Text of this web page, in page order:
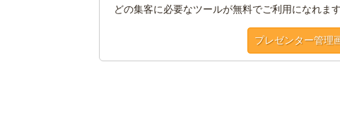
どの集客に必要なツールが無料でご利用になれます
プレゼンター管理